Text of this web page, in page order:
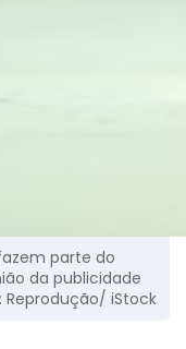
parte do
da publicidade
iStock